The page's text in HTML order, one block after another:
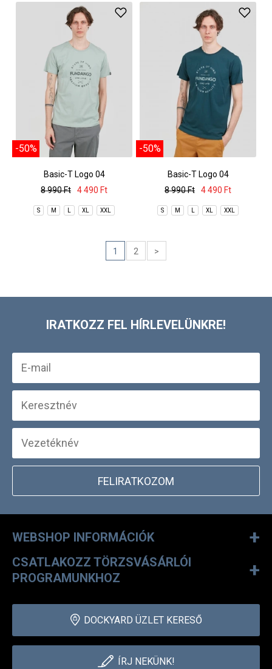
-50%
Basic-T Logo 04
8 990 Ft
4 490 Ft
S M L XL XXL
-50%
Basic-T Logo 04
8 990 Ft
4 490 Ft
S M L XL XXL
1 2 >
IRATKOZZ FEL HÍRLEVELÜNKRE!
FELIRATKOZOM
WEBSHOP INFORMÁCIÓK +
CSATLAKOZZ TÖRZSVÁSÁRLÓI
PROGRAMUNKHOZ
+
DOCKYARD ÜZLET KERESŐ
ÍRJ NEKÜNK!